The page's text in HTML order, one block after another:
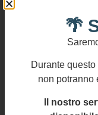
🌴
Durante
non potranno
Il nostro